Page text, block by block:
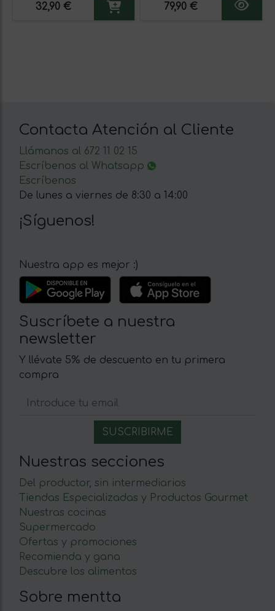
32,90 € 79,90 €
Contacta Atención al Cliente
Llámanos al 672 11 02 15
Escríbenos al Whatsapp
Escríbenos
De lunes a viernes de 8:30 a 14:00
¡Síguenos!
Nuestra app es mejor :)
Suscríbete a nuestra
newsletter
Y llévate 5% de descuento en tu primera
compra
Nuestras secciones
Del productor, sin intermediarios
Tiendas Especializadas y Productos Gourmet
Nuestras cocinas
Supermercado
Ofertas y promociones
Recomienda y gana
Descubre los alimentos
Sobre mentta